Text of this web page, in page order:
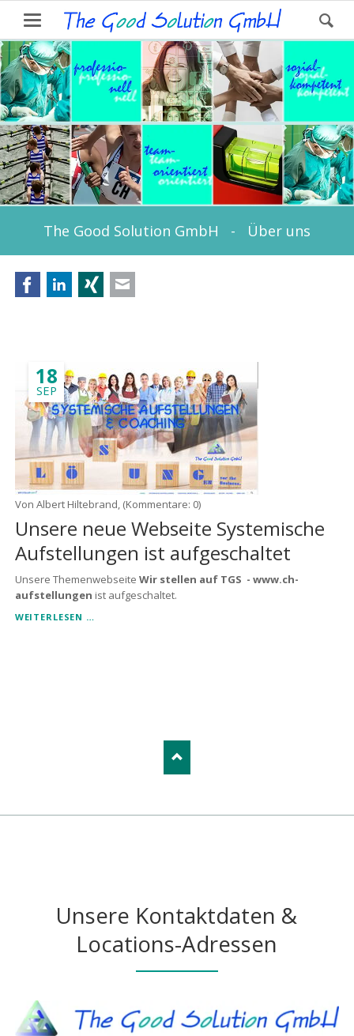
The Good Solution GmbH - Über uns
FacebookLinkedIn Xing
Von Albert Hiltebrand, (Kommentare: 0)
18
SEP
Unsere neue Webseite Systemische
Aufstellungen ist aufgeschaltet
Unsere Themenwebseite Wir stellen auf TGS - www.ch-
aufstellungen ist aufgeschaltet.
WEITERLESEN …
Unsere Kontaktdaten &
Locations-Adressen